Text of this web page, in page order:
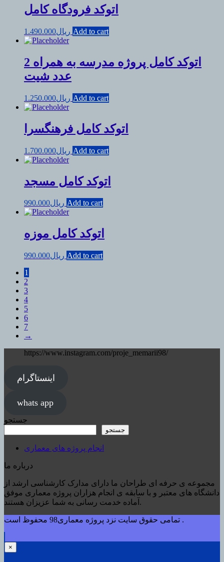
اتوکد فرودگاه کامل
ریال1.490.000 Add to cart
اتوکد کامل پروژه مدرسه به همراه 2
عدد شیت
ریال1.250.000 Add to cart
اتوکد کامل فرهنگسرا
ریال1.700.000 Add to cart
اتوکد کامل مسجد
ریال990.000 Add to cart
اتوکد کامل موزه
ریال990.000
Add to cart
1
2
3
4
5
6
7
→
https://www.instagram.com/proje_memarii98/
اینستاگرام
whats app
جستجو
جستجو
انجام پروژه های معماری
درباره ما
مجموعه ی حرفه ای طراحان ما دارای مدارک کارشناسی ارشد از
دانشگاه های معتبر و با سابقه ی انجام هزاران پروژه معماری موفق
آماده خدمت رسانی به شما عزیزان هستند.
تمامی حقوق سایت نزد پروژه معماری98 محفوظ است .
×